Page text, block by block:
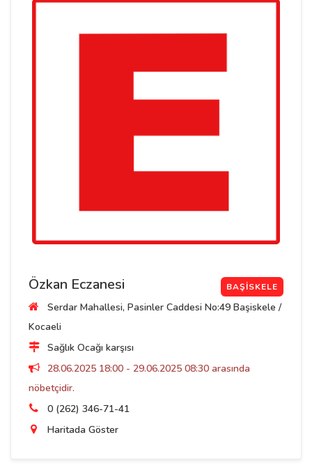
Özkan Eczanesi BAŞISKELE
Serdar Mahallesi, Pasinler Caddesi No:49 Başiskele /
Kocaeli
Sağlık Ocağı karşısı
28.06.2025 18:00 - 29.06.2025 08:30 arasında
nöbetçidir.
0 (262) 346-71-41
Haritada Göster